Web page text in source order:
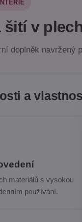
šití v
doplněk navržený
a
materiálů s vysokou
používání.